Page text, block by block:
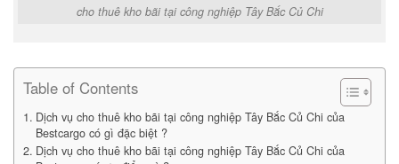
cho thuê kho bãi tại công nghiệp Tây Bắc Củ Chi
Table of Contents
Dịch vụ cho thuê kho bãi tại công nghiệp Tây Bắc Củ Chi của
Bestcargo có gì đặc biệt ?
Dịch vụ cho thuê kho bãi tại công nghiệp Tây Bắc Củ Chi của